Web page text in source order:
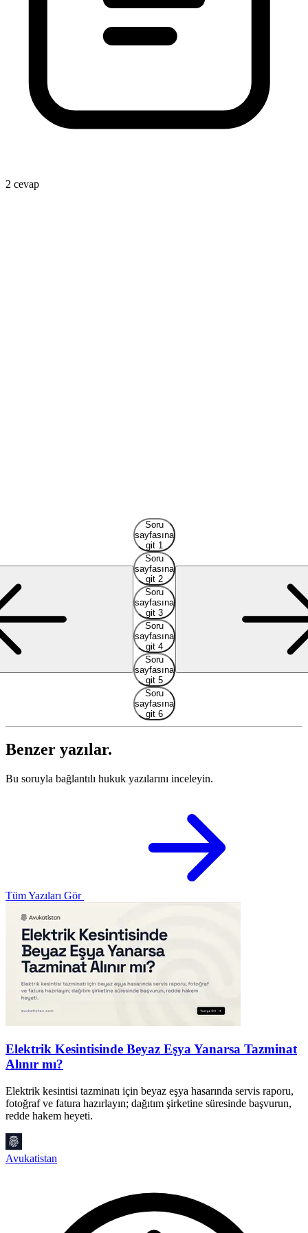
2 cevap
Soru
sayfasına
git 1
Soru
sayfasına
git 2
Soru
sayfasına
git 3
Soru
sayfasına
git 4
Soru
sayfasına
git 5
Soru
sayfasına
git 6
Benzer yazılar.
Bu soruyla bağlantılı hukuk yazılarını inceleyin.
Tüm Yazıları Gör
Elektrik Kesintisinde Beyaz Eşya Yanarsa Tazminat
Alınır mı?
Elektrik kesintisi tazminatı için beyaz eşya hasarında servis raporu,
fotoğraf ve fatura hazırlayın; dağıtım şirketine süresinde başvurun,
redde hakem heyeti.
Avukatistan